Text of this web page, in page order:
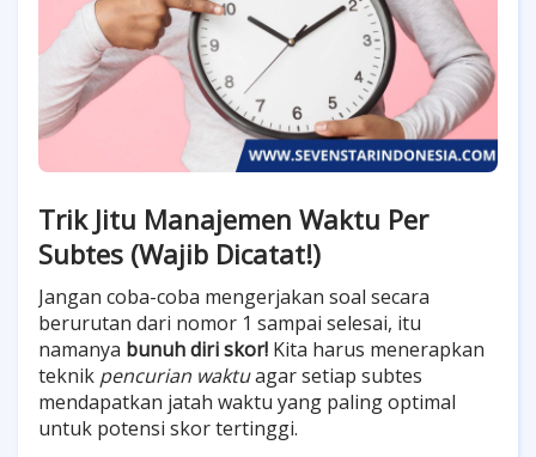
Trik Jitu Manajemen Waktu Per
Subtes (Wajib Dicatat!)
Jangan coba-coba mengerjakan soal secara
berurutan dari nomor 1 sampai selesai, itu
namanya bunuh diri skor! Kita harus menerapkan
teknik pencurian waktuagar setiap subtes
mendapatkan jatah waktu yang paling optimal
untuk potensi skor tertinggi.